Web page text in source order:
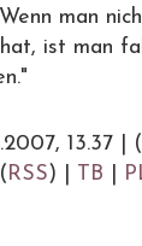
man
ist man
13.37
(RSS) | TB